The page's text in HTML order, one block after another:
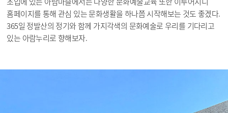
홈페이지를 통해 관심 있는 문화생활을 하나쯤 시작해보는 것도 좋겠다.
365일 정발산의 정기와 함께 가지각색의 문화예술로 우리를 기다리고
있는 아람누리로 향해보자.